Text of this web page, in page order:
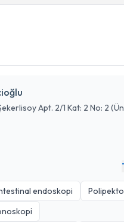
Apt. 2/1 Kat: 2 No: 2
endoskopi